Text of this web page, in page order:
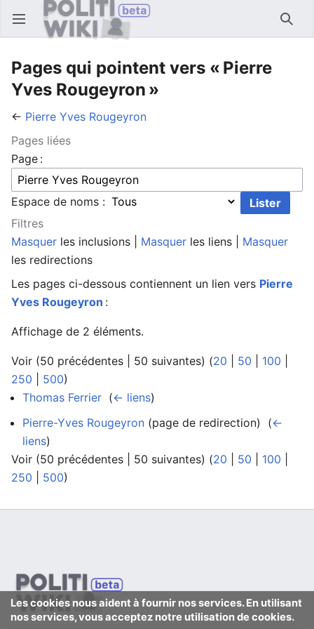
Ouvrir le menu principal
Pages qui pointent vers « Pierre
Yves Rougeyron »
← Pierre Yves Rougeyron
Pages liées
Page :
Espace de noms :
Filtres
Masquer les inclusions | Masquer les liens | Masquer
les redirections
Les pages ci-dessous contiennent un lien vers Pierre
Yves Rougeyron :
Affichage de 2 éléments.
Voir (50 précédentes | 50 suivantes) (20 50 100
250
500)
Thomas Ferrier (← liens)
Pierre-Yves Rougeyron (page de redirection) ‎ (←
liens)
Voir (50 précédentes | 50 suivantes) (20 50 100
250
500)
Les cookies nous aident à fournir nos services. En utilisant
nos services, vous acceptez notre utilisation de cookies.